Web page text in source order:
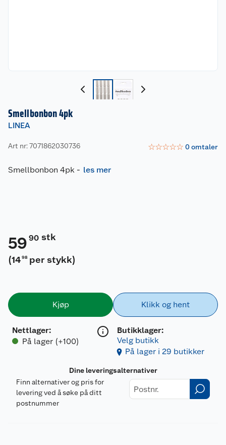
Smellbonbon 4pk
LINEA
Art nr: 7071862030736 ☆☆☆☆☆ 0omtaler
Smellbonbon 4pk - les mer
59 90 stk
(14 98 per stykk)
Kjøp
Nettlager:
På lager (+100)
Klikk og hent
Butikklager:
Velg butikk
På lager i 29 butikker
Dine leveringsalternativer
Finn alternativer og pris for
levering ved å søke på ditt
postnummer